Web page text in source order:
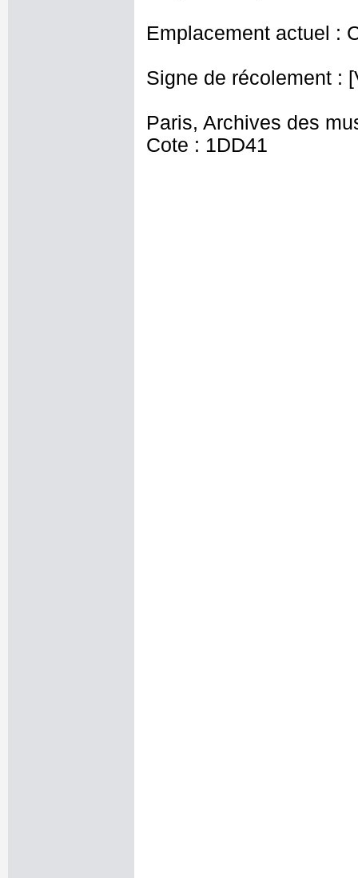
Emplacement actuel :
Signe de récolement :
Paris, Archives des
Cote : 1DD41